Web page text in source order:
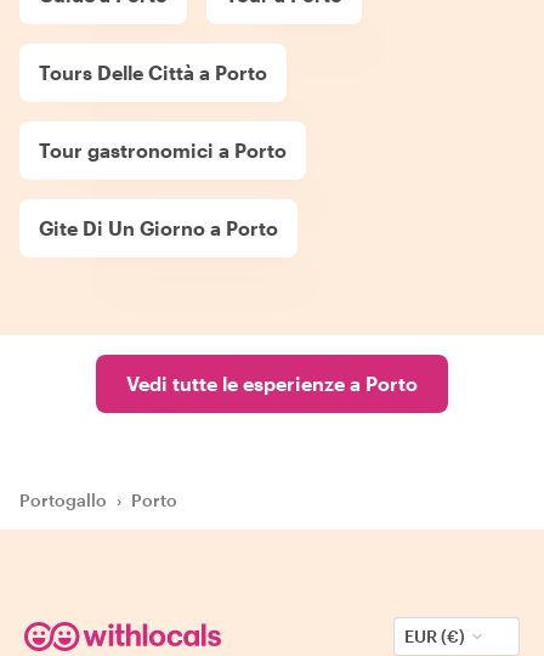
Tours Delle Città a Porto
Tour gastronomici a Porto
Gite Di Un Giorno a Porto
Vedi tutte le esperienze a Porto
Portogallo › Porto
EUR (€)